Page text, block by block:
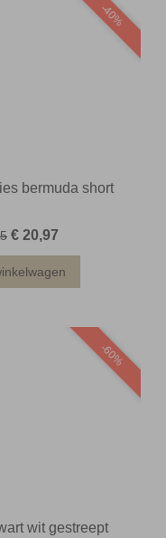
-40%
bermuda short
€ 20,97
-60%
wit gestreept